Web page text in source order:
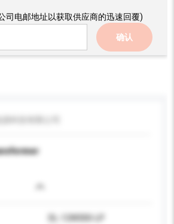
司电邮地址以获取供应商的迅速回覆)
确认
DL-12W300-LP